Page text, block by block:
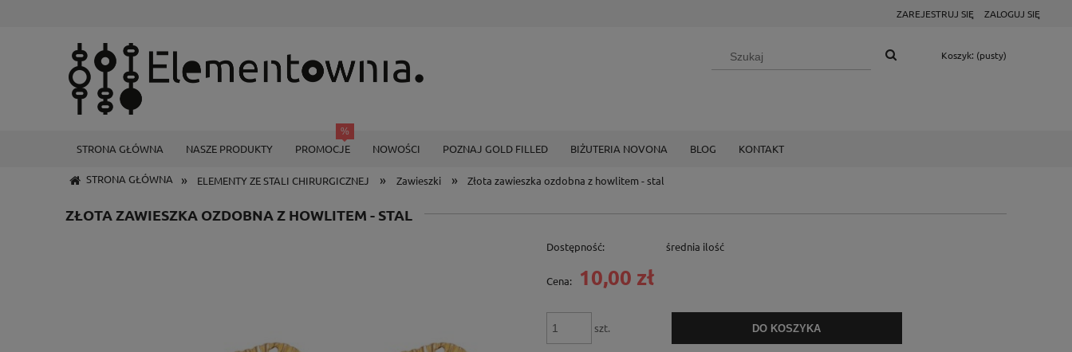
ZAREJESTRUJ SIĘ ZALOGUJ SIĘ
Koszyk: (pusty)
STRONA GŁÓWNA NASZE PRODUKTY PROMOCJE NOWOŚCI POZNAJ GOLD FILLED BIŻUTERIA NOVONA BLOG KONTAKT
STRONA GŁÓWNA » ELEMENTY ZE STALI CHIRURGICZNEJ » Zawieszki » Złota zawieszka ozdobna z howlitem - stal
ZŁOTA ZAWIESZKA OZDOBNA Z HOWLITEM - STAL
Dostępność: średnia ilość
Cena: 10,00 zł
szt. DO KOSZYKA